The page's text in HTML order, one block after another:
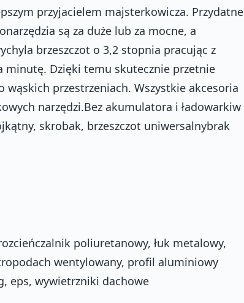
przyjacielem majsterkowicza. Przydatne
są za duże lub za mocne, a
brzeszczot o 3,2 stopnia pracując z
minutę. Dzięki temu skutecznie przetnie
wąskich przestrzeniach. Wszystkie akcesoria
narzędzi.Bez akumulatora i ładowarkiw
skrobak, brzeszczot uniwersalnybrak
poliuretanowy, łuk metalowy,
wentylowany, profil aluminiowy
eps, wywietrzniki dachowe